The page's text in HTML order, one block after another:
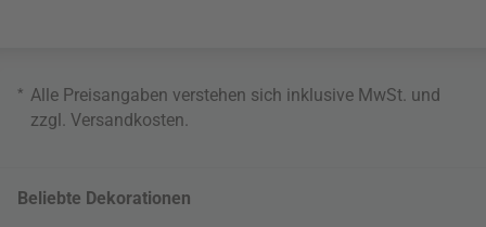
* Alle Preisangaben verstehen sich inklusive MwSt. und
zzgl. Versandkosten
Beliebte Dekorationen